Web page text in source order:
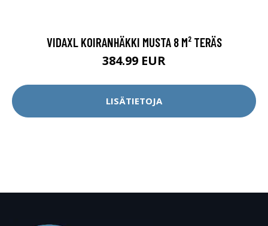
VIDAXL KOIRANHÄKKI MUSTA 8 M² TERÄS
384.99 EUR
LISÄTIETOJA